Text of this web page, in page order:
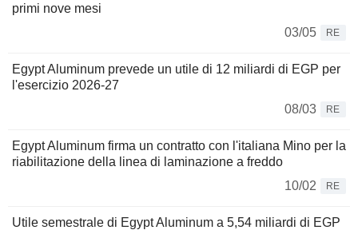
primi nove mesi
03/05
RE
Egypt Aluminum prevede un utile di 12 miliardi di EGP per
l'esercizio 2026-27
08/03
RE
Egypt Aluminum firma un contratto con l'italiana Mino per la
riabilitazione della linea di laminazione a freddo
10/02
RE
Utile semestrale di Egypt Aluminum a 5,54 miliardi di EGP